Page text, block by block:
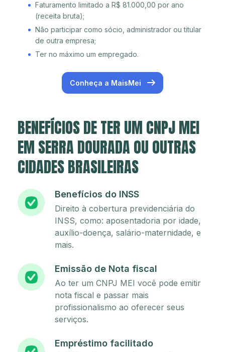
Faturamento limitado a R$ 81.000,00 por ano
(receita bruta);
Não participar como sócio, administrador ou titular
de outra empresa;
Ter no máximo um empregado.
Conheça a MaisMei
BENEFÍCIOS DE TER UM CNPJ MEI
EM SERRA DOURADA OU OUTRAS
CIDADES BRASILEIRAS
Benefícios do INSS
Direito à cobertura previdenciária do
INSS, como: aposentadoria por idade,
auxílio-doença, salário-maternidade, e
mais.
Emissão de Nota fiscal
Ao ter um CNPJ MEI você pode emitir
nota fiscal e passar mais
profissionalismo ao oferecer seus
serviços.
Empréstimo facilitado